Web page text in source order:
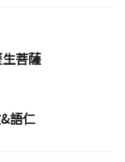
菩薩
語仁